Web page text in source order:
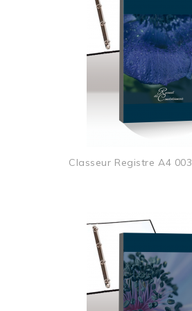
Classeur Registre A4 003